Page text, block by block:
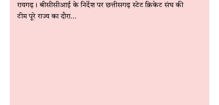
रायगढ़। बीसीसीआई के निर्देश पर छत्तीसगढ़ स्टेट क्रिकेट संघ की
टीम पूरे राज्य का दौरा…